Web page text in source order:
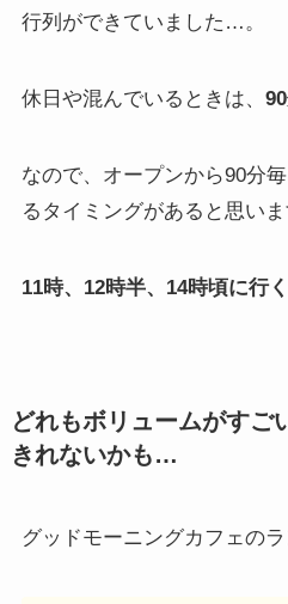
行列ができていました…。
休日や混んでいるときは、
なので、オープンから90分
るタイミングがあると思いま
11時、12時半、14時頃に行
どれもボリュームがすご
きれないかも…
グッドモーニングカフェのラ